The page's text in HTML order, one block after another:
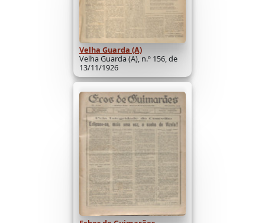
Velha Guarda (A)
Velha Guarda (A), n.º 156, de
13/11/1926